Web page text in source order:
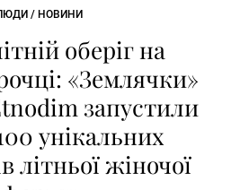
/ НОВИНИ
оберіг на
«Землячки»
запустили
унікальних
літньої жіночої